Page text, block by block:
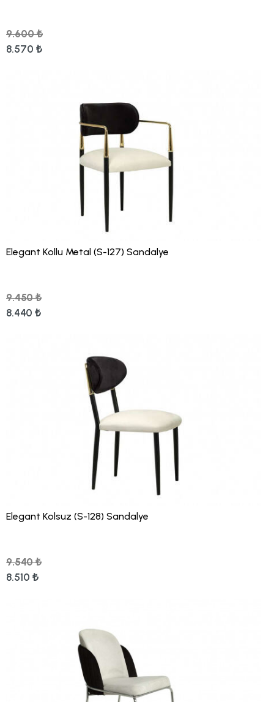
9.600 ₺
8.570 ₺
Elegant Kollu Metal (S-127) Sandalye
9.450 ₺
8.440 ₺
Elegant Kolsuz (S-128) Sandalye
9.540 ₺
8.510 ₺